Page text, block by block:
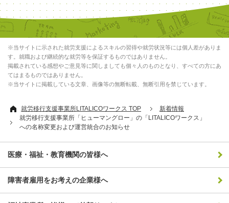
※当サイトに示された就労支援によるスキルの習得や就労状況等には個人差がありま
す。就職および継続的な就労等を保証するものではありません。
掲載されている感想やご意見等に関しましても個々人のものとなり、すべての方にあ
てはまるものではありません。
※当サイトに掲載している文章、画像等の無断転載、無断引用を禁じています。
就労移行支援事業所LITALICOワークス TOP
新着情報
就労移行支援事業所「ヒューマングロー」の「LITALICOワークス」
への名称変更および運営統合のお知らせ
医療・福祉・教育機関の皆様へ
障害者雇用をお考えの企業様へ